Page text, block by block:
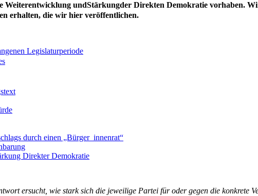
Weiterentwicklung undStärkungder Direkten Demokratie vorhaben.
erhalten, die wir hier veröffentlichen.
Legislaturperiode
durch einen „Bürger_innenrat“
Direkter Demokratie
ersucht, wie stark sich die jeweilige Partei für oder gegen die konkrete